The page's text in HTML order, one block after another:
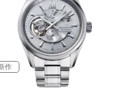
作